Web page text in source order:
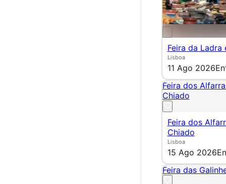
Feira da Ladra
Lisboa
11 Ago 2026
Feira dos
Chiado
Feira dos
Chiado
Lisboa
15 Ago 2026
Feira das